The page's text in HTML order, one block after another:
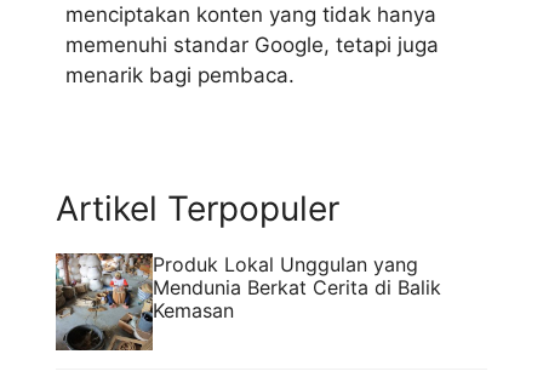
menciptakan konten yang tidak hanya
memenuhi standar Google, tetapi juga
menarik bagi pembaca.
Artikel Terpopuler
Produk Lokal Unggulan yang
Mendunia Berkat Cerita di Balik
Kemasan